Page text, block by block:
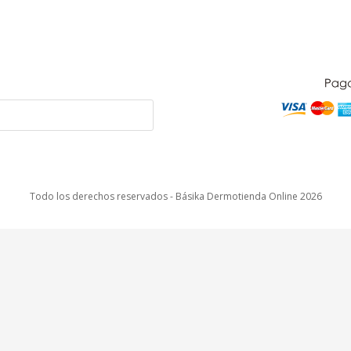
Todo los derechos reservados - Básika Dermotienda Online 2026